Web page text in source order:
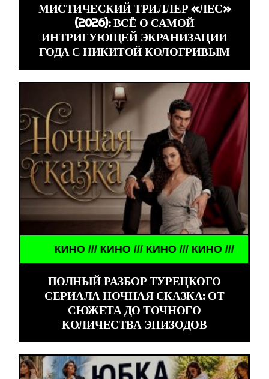
МИСТИЧЕСКИЙ ТРИЛЛЕР «ЛЕС»
(2026): ВСЁ О САМОЙ
ИНТРИГУЮЩЕЙ ЭКРАНИЗАЦИИ
ГОДА С НИКИТОЙ КОЛОГРИВЫМ
КИНО /// КИНО /// КИНО /// КИНО ///
ПОЛНЫЙ РАЗБОР ТУРЕЦКОГО
СЕРИАЛА НОЧНАЯ СКАЗКА: ОТ
СЮЖЕТА ДО ТОЧНОГО
КОЛИЧЕСТВА ЭПИЗОДОВ